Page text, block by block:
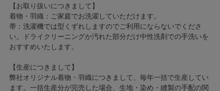
【お取り扱いにつきまして】
着物・羽織：ご家庭でお洗濯していただけます。
帯：洗濯機では型くずれしますのでご利用にならないでくださ
い。ドライクリーニングか汚れた部分だけ中性洗剤での手洗いを
おすすめいたします。
【生産につきまして】
弊社オリジナル着物・羽織につきまして、毎年一括で生産してい
ます。一括生産分が完売した場合、生地・染め・縫製の手配の関